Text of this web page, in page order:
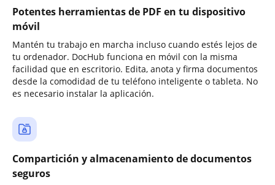
Potentes herramientas de PDF en tu dispositivo
móvil
Mantén tu trabajo en marcha incluso cuando estés lejos de
tu ordenador. DocHub funciona en móvil con la misma
facilidad que en escritorio. Edita, anota y firma documentos
desde la comodidad de tu teléfono inteligente o tableta. No
es necesario instalar la aplicación.
Compartición y almacenamiento de documentos
seguros